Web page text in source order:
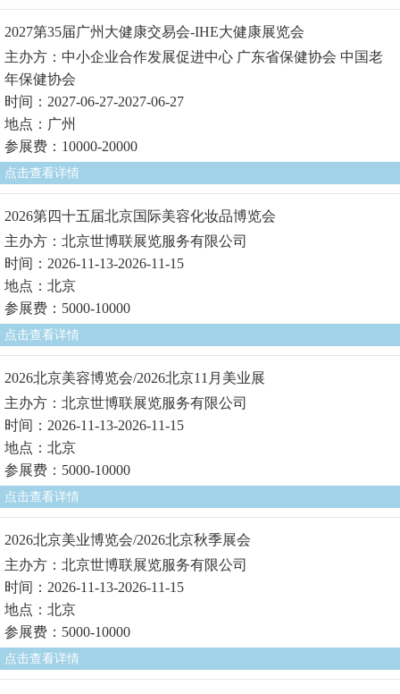
2027第35届广州大健康交易会-IHE大健康展览会
主办方：中小企业合作发展促进中心 广东省保健协会 中国老
年保健协会
时间：2027-06-27-2027-06-27
地点：广州
参展费：10000-20000
点击查看详情
2026第四十五届北京国际美容化妆品博览会
主办方：北京世博联展览服务有限公司
时间：2026-11-13-2026-11-15
地点：北京
参展费：5000-10000
点击查看详情
2026北京美容博览会/2026北京11月美业展
主办方：北京世博联展览服务有限公司
时间：2026-11-13-2026-11-15
地点：北京
参展费：5000-10000
点击查看详情
2026北京美业博览会/2026北京秋季展会
主办方：北京世博联展览服务有限公司
时间：2026-11-13-2026-11-15
地点：北京
参展费：5000-10000
点击查看详情